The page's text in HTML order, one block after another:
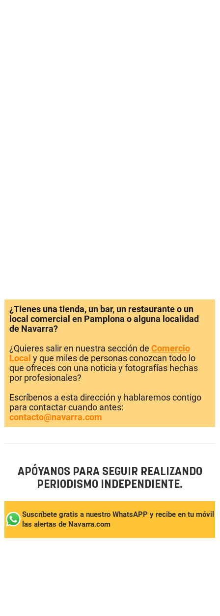
¿Tienes una tienda, un bar, un restaurante o un
local comercial en Pamplona o alguna localidad
de Navarra?
¿Quieres salir en nuestra sección de Comercio
Local y que miles de personas conozcan todo lo
que ofreces con una noticia y fotografías hechas
por profesionales?
Escríbenos a esta dirección y hablaremos contigo
para contactar cuando antes:
contacto@navarra.com
APÓYANOS PARA SEGUIR REALIZANDO
PERIODISMO INDEPENDIENTE.
Suscríbete gratis a nuestro WhatsAPP y recibe en tu móvil
las alertas de Navarra.com